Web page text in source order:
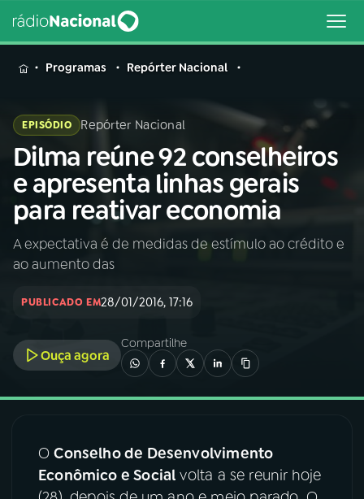
MENU
Buscar
na
Rádio
Nacional
Buscar
AO VIVO
INÍCIO
A RÁDIO
03PROGRAMAÇÃO
04PROGRAMAS
Programas Repórter Nacional
EPISÓDIO Repórter Nacional
Dilma reúne 92 conselheiros
e apresenta linhas gerais
para reativar economia
A expectativa é de medidas de estímulo ao crédito e
ao aumento das
PUBLICADO EM28/01/2016, 17:16
Ouça agora
Compartilhe
OConselho de Desenvolvimento
Econômico e Social volta a se reunir hoje